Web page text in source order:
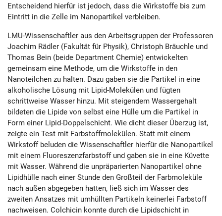
Entscheidend hierfür ist jedoch, dass die Wirkstoffe bis zum
Eintritt in die Zelle im Nanopartikel verbleiben.
LMU-Wissenschaftler aus den Arbeitsgruppen der Professoren
Joachim Rädler (Fakultät für Physik), Christoph Bräuchle und
Thomas Bein (beide Department Chemie) entwickelten
gemeinsam eine Methode, um die Wirkstoffe in den
Nanoteilchen zu halten. Dazu gaben sie die Partikel in eine
alkoholische Lösung mit Lipid-Molekülen und fügten
schrittweise Wasser hinzu. Mit steigendem Wassergehalt
bildeten die Lipide von selbst eine Hülle um die Partikel in
Form einer Lipid-Doppelschicht. Wie dicht dieser Überzug ist,
zeigte ein Test mit Farbstoffmolekülen. Statt mit einem
Wirkstoff beluden die Wissenschaftler hierfür die Nanopartikel
mit einem Fluoreszenzfarbstoff und gaben sie in eine Küvette
mit Wasser. Während die unpräparierten Nanopartikel ohne
Lipidhülle nach einer Stunde den Großteil der Farbmoleküle
nach außen abgegeben hatten, ließ sich im Wasser des
zweiten Ansatzes mit umhüllten Partikeln keinerlei Farbstoff
nachweisen. Colchicin konnte durch die Lipidschicht in